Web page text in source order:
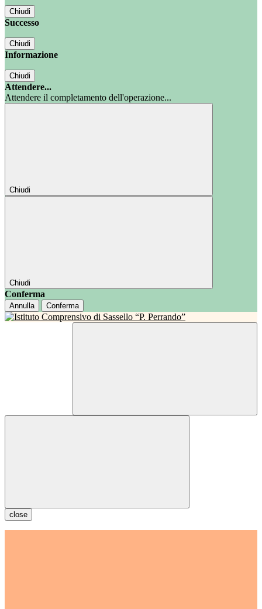
Chiudi
Successo
Chiudi
Informazione
Chiudi
Attendere...
Attendere il completamento dell'operazione...
Chiudi
Chiudi
Conferma
Annulla Conferma
close